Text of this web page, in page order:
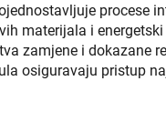
procese
materijala i
zamjene i dokazane
osiguravaju pristup